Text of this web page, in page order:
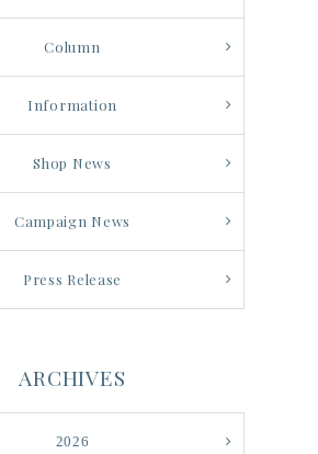
Column
Information
Shop News
Campaign News
Press Release
ARCHIVES
2026